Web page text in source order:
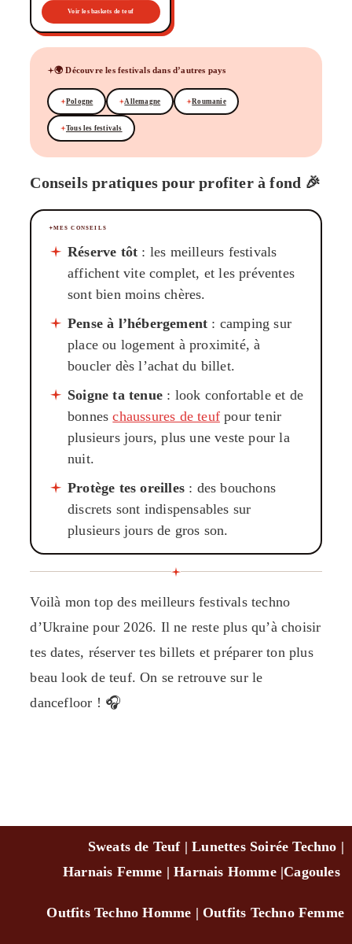
Voir les baskets de teuf
🌍 Découvre les festivals dans d’autres pays
Pologne Allemagne Roumanie
Tous les festivals
Conseils pratiques pour profiter à fond 🎉
MES CONSEILS
Réserve tôt : les meilleurs festivals
affichent vite complet, et les préventes
sont bien moins chères.
Pense à l’hébergement : camping sur
place ou logement à proximité, à
boucler dès l’achat du billet.
Soigne ta tenue: look confortable et de
bonneschaussures de teufpour tenir
plusieurs jours, plus une veste pour la
nuit.
Protège tes oreilles: des bouchons
discrets sont indispensables sur
plusieurs jours de gros son.
Voilà mon top des meilleurs festivals techno
d’Ukraine pour 2026. Il ne reste plus qu’à choisir
tes dates, réserver tes billets et préparer ton plus
beau look de teuf. On se retrouve sur le
dancefloor ! 🎧
Sweats de Teuf |Lunettes Soirée Techno |
Harnais Femme |Harnais Homme|Cagoules
Outfits Techno Homme | Outfits Techno Femme